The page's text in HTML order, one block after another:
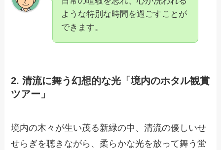
ような特別な時間を過ごすことが
できます。
2. 清流に舞う幻想的な光「境内のホタル観賞
ツアー」
境内の木々が生い茂る新緑の中、清流の優しいせ
せらぎを聴きながら、柔らかな光を放って舞う蛍